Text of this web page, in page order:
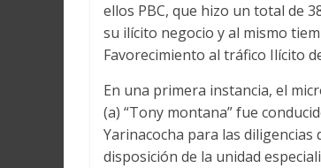
ellos PBC, que hizo un total de
su ilícito negocio y al mismo
Favorecimiento al tráfico Ilícito
En una primera instancia, el
(a) “Tony montana” fue
Yarinacocha para las
disposición de la unidad